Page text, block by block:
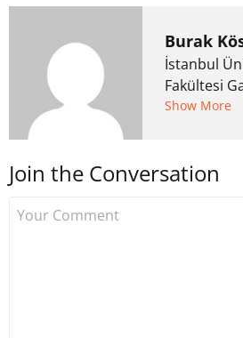
Burak
İstanbul
Fakültesi
mezunu. 6
kurdu.
Show More
Join the Conversation